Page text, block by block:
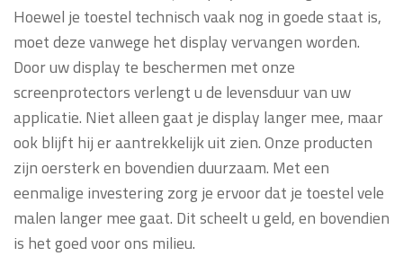
Hoewel je toestel technisch vaak nog in goede staat is,
moet deze vanwege het display vervangen worden.
Door uw display te beschermen met onze
screenprotectors verlengt u de levensduur van uw
applicatie. Niet alleen gaat je display langer mee, maar
ook blijft hij er aantrekkelijk uit zien. Onze producten
zijn oersterk en bovendien duurzaam. Met een
eenmalige investering zorg je ervoor dat je toestel vele
malen langer mee gaat. Dit scheelt u geld, en bovendien
is het goed voor ons milieu.